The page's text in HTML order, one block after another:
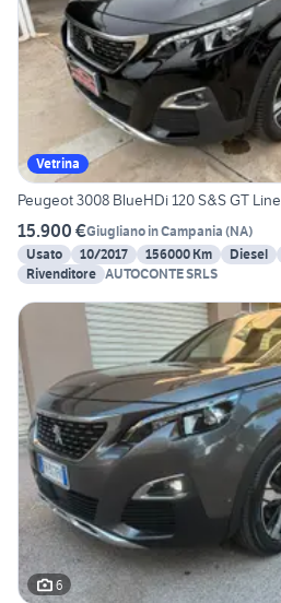
Vetrina
Peugeot 3008 BlueHDi 120 S&S GT Line
15.900 €Giugliano in Campania (NA)
Usato
10/2017 156000 Km Diesel
Rivenditore AUTOCONTE SRLS
6